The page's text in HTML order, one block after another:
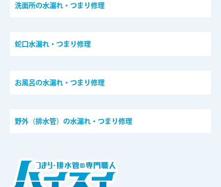
洗面所の水漏れ・つまり修理
蛇口水漏れ・つまり修理
お風呂の水漏れ・つまり修理
野外（排水管）の水漏れ・つまり修理